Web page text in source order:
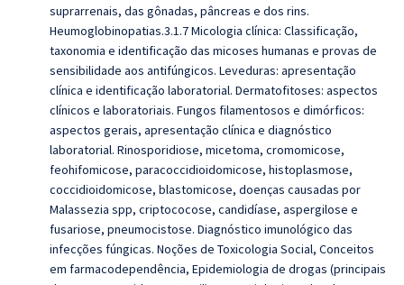
suprarrenais, das gônadas, pâncreas e dos rins.
Heumoglobinopatias.3.1.7 Micologia clínica: Classificação,
taxonomia e identificação das micoses humanas e provas de
sensibilidade aos antifúngicos. Leveduras: apresentação
clínica e identificação laboratorial. Dermatofitoses: aspectos
clínicos e laboratoriais. Fungos filamentosos e dimórficos:
aspectos gerais, apresentação clínica e diagnóstico
laboratorial. Rinosporidiose, micetoma, cromomicose,
feohifomicose, paracoccidioidomicose, histoplasmose,
coccidioidomicose, blastomicose, doenças causadas por
Malassezia spp, criptococose, candidíase, aspergilose e
fusariose, pneumocistose. Diagnóstico imunológico das
infecções fúngicas. Noções de Toxicologia Social, Conceitos
em farmacodependência, Epidemiologia de drogas (principais